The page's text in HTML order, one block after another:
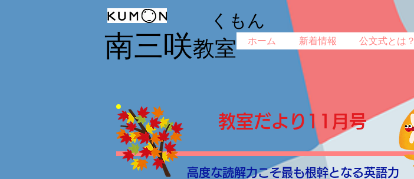
くもん
南三咲教室 ホーム 新着情報 公文式とは？
教室だより11月号
高度な読解力こそ最も根幹となる英語力